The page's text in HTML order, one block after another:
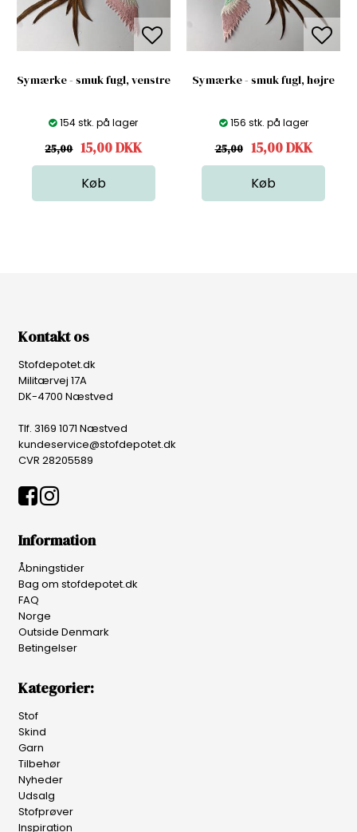
Symærke - smuk fugl, venstre
154 stk. på lager
25,00 15,00DKK
Symærke - smuk fugl, højre
156 stk. på lager
25,00
15,00DKK
Kontakt os
Stofdepotet.dk
Militærvej 17A
DK-4700 Næstved
Tlf. 3169 1071 Næstved
kundeservice@stofdepotet.dk
CVR 28205589
Information
Åbningstider
Bag om stofdepotet.dk
FAQ
Norge
Outside Denmark
Betingelser
Kategorier:
Stof
Skind
Garn
Tilbehør
Nyheder
Udsalg
Stofprøver
Inspiration